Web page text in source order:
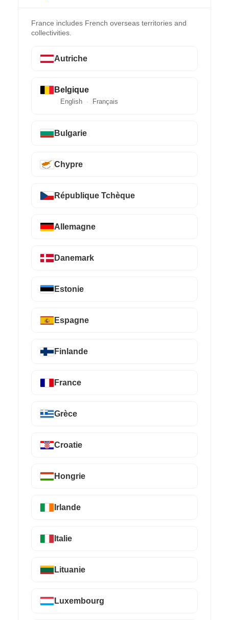
France includes French overseas territories and
collectivities.
Autriche
Belgique
English Français
Bulgarie
Chypre
République Tchèque
Allemagne
Danemark
Estonie
Espagne
Finlande
France
Grèce
Croatie
Hongrie
Irlande
Italie
Lituanie
Luxembourg